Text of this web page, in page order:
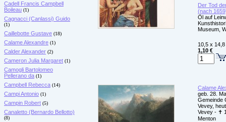
Cadell Francis Campbell
Boileau (1)
Cagnacci (Canlassi) Guido
(1)
Caillebotte Gustave (18)
Calame Alexandre (1)
Calder Alexander (2)
Cameron Julia Margaret (1)
Camogli Bartolomeo
Pellerano da (1)
Campbell Rebecca (14)
Campi Antonio (1)
Campin Robert (5)
Canaletto (Bernardo Bellotto)
(8)
Der Tod
(nach
Öl auf
Museum,
10,5 x 14,8
1,10 €
Calame
geb. 28.
Gemeinde
Vevey,
Vevey - ✝
Menton